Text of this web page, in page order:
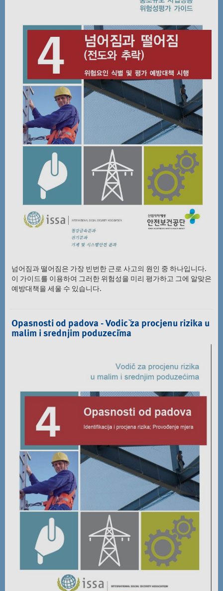
넘어짐과 떨어짐은 가장 빈번한 근로 사고의 원인 중 하나입니다.
이 가이드를 이용하여 그러한 위험성을 미리 평가하고 그에 알맞은
예방대책을 세울 수 있습니다.
Opasnosti od padova - Vodič za procjenu rizika u
malim i srednjim poduzećima